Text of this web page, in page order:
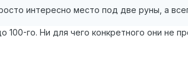
интересно место под две руны, а
го. Ни для чего конкретного они не